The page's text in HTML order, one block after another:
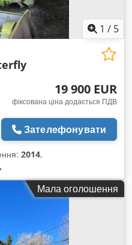
1 / 5
19 900 EUR
фіксована ціна додається ПДВ
Зателефонувати
2014,
Мала оголошення